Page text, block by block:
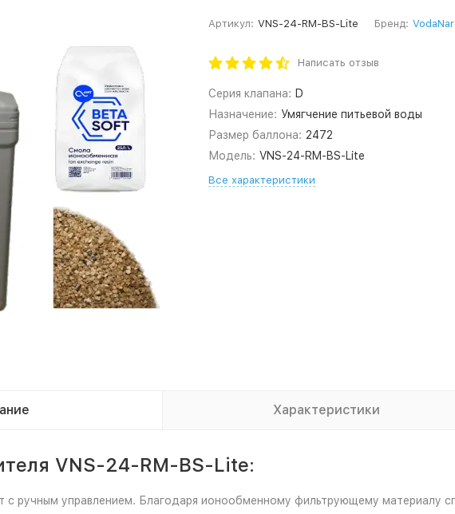
Артикул: VNS-24-RM-BS-Lite Бренд:
Написать отзыв
Серия клапана: D
Назначение: Умягчение питьевой воды
Размер баллона: 2472
Модель: VNS-24-RM-BS-Lite
Все характеристики
Характеристики
VNS-24-RM-BS-Lite:
с ручным управлением. Благодаря ионообменному фильтрующему